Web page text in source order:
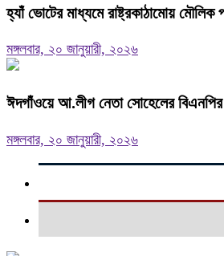
হ্যাঁ ভোটের মাধ্যমে রাষ্ট্রকাঠামোয়
মঙ্গলবার, ২০ জানুয়ারী, ২০২৬
ঈদগাঁওয়ে আ.লীগ নেতা সোহেলের
মঙ্গলবার, ২০ জানুয়ারী, ২০২৬